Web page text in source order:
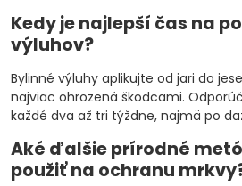
Kedy je najlepší čas na
výluhov?
Bylinné výluhy aplikujte od jari do
najviac ohrozená škodcami.
každé dva až tri týždne, najmä po
Aké ďalšie prírodné
použiť na ochranu